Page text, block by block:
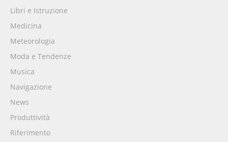
Libri e Istruzione
Medicina
Meteorologia
Moda e Tendenze
Musica
Navigazione
News
Produttività
Riferimento